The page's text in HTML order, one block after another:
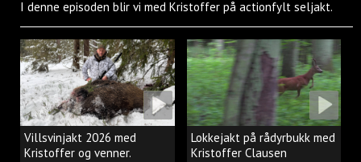
I denne episoden blir vi med Kristoffer på actionfylt seljakt.
Villsvinjakt 2026 med
Kristoffer og venner.
Lokkejakt på rådyrbukk med
Kristoffer Clausen